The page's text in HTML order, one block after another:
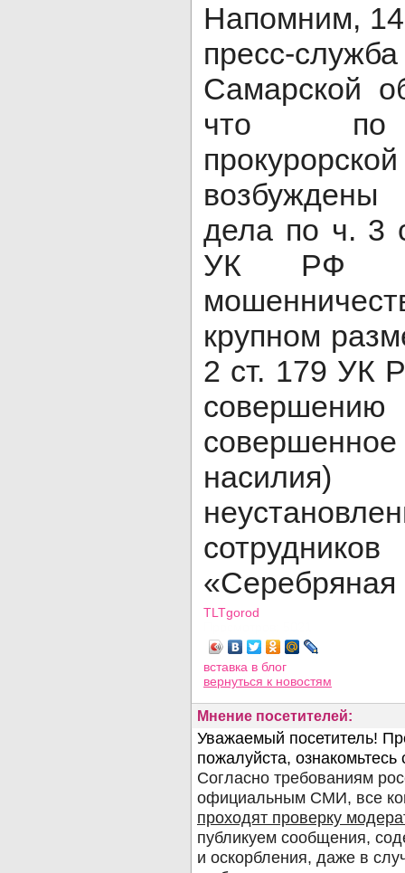
Напомним,
пресс-
Самарской
что по
дела по ч. 3
УК РФ
крупном
2 ст. 179 УК
насилия)
TLTgorod
вставка в блог
вернуться к новостям
Мнение посетителей: